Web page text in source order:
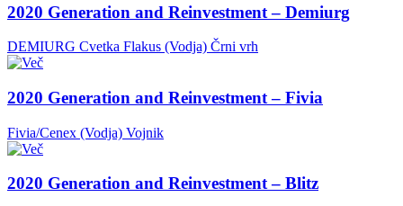
2020 Generation and Reinvestment – Demiurg
DEMIURG Cvetka Flakus (Vodja) Črni vrh
2020 Generation and Reinvestment – Fivia
Fivia/Cenex (Vodja) Vojnik
2020 Generation and Reinvestment – Blitz